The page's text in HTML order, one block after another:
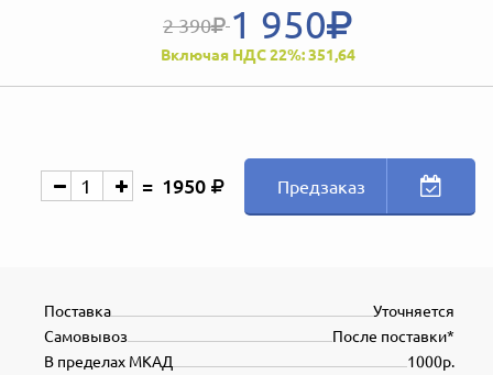
2 390 1 950
Включая НДС 22%: 351,64
1950 Предзаказ
Уточняется
Поставка
После поставки*
Самовывоз
1000р.
В пределах МКАД